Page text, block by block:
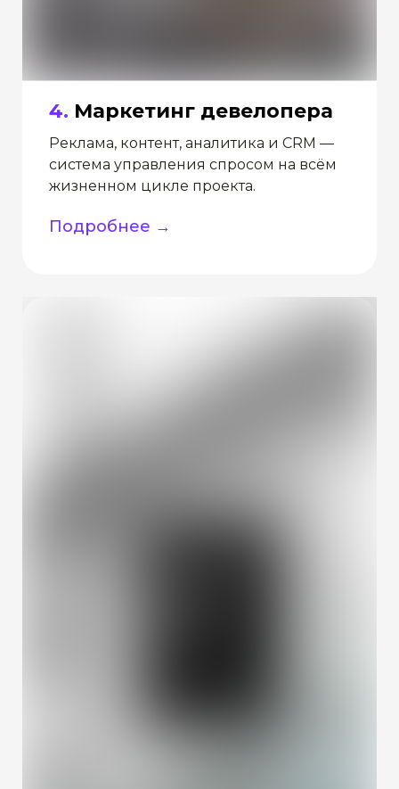
4. Маркетинг девелопера
Реклама, контент, аналитика и CRM —
система управления спросом на всём
жизненном цикле проекта.
Подробнее →